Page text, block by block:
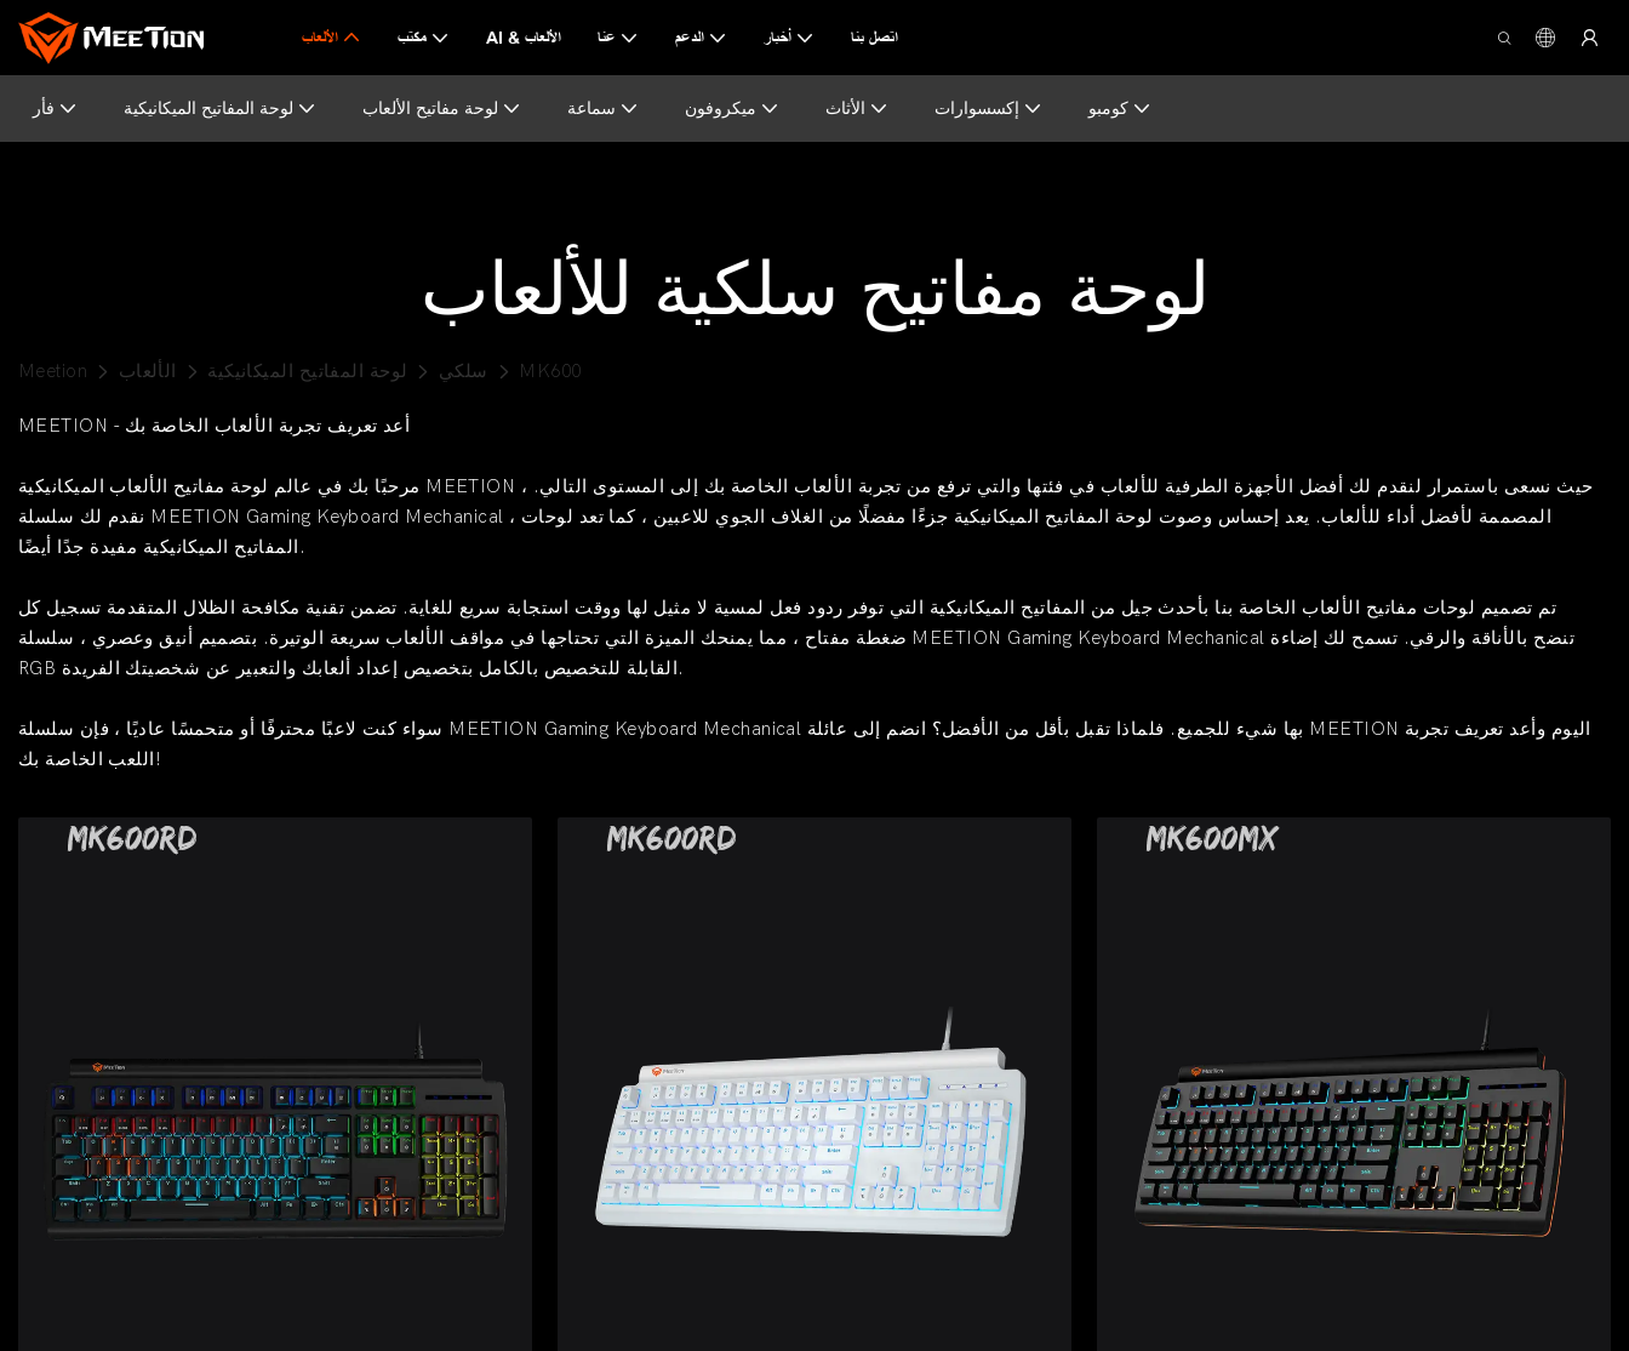
الألعاب مكتب AI & الألعاب عنا الدعم أخبار اتصل بنا
فأر لوحة المفاتيح الميكانيكية لوحة مفاتيح الألعاب سماعة ميكروفون الأثاث إكسسوارات كومبو
لوحة مفاتيح سلكية للألعاب
Meetion الألعاب لوحة المفاتيح الميكانيكية سلكي MK600
MEETION - أعد تعريف تجربة الألعاب الخاصة بك
مرحبًا بك في عالم لوحة مفاتيح الألعاب الميكانيكية MEETION ، حيث نسعى باستمرار لنقدم لك أفضل الأجهزة الطرفية للألعاب في فئتها والتي ترفع من تجربة الألعاب الخاصة بك إلى المستوى التالي.
نقدم لك سلسلة MEETION Gaming Keyboard Mechanical ، المصممة لأفضل أداء للألعاب. يعد إحساس وصوت لوحة المفاتيح الميكانيكية جزءًا مفضلًا من الغلاف الجوي للاعبين ، كما تعد لوحات
المفاتيح الميكانيكية مفيدة جدًا أيضًا.
تم تصميم لوحات مفاتيح الألعاب الخاصة بنا بأحدث جيل من المفاتيح الميكانيكية التي توفر ردود فعل لمسية لا مثيل لها ووقت استجابة سريع للغاية. تضمن تقنية مكافحة الظلال المتقدمة تسجيل كل
ضغطة مفتاح ، مما يمنحك الميزة التي تحتاجها في مواقف الألعاب سريعة الوتيرة. بتصميم أنيق وعصري ، سلسلة MEETION Gaming Keyboard Mechanical تنضح بالأناقة والرقي. تسمح لك إضاءة
RGB القابلة للتخصيص بالكامل بتخصيص إعداد ألعابك والتعبير عن شخصيتك الفريدة.
سواء كنت لاعبًا محترفًا أو متحمسًا عاديًا ، فإن سلسلة MEETION Gaming Keyboard Mechanical بها شيء للجميع. فلماذا تقبل بأقل من الأفضل؟ انضم إلى عائلة MEETION اليوم وأعد تعريف تجربة
اللعب الخاصة بك!
MK600RD MK600RD MK600MX